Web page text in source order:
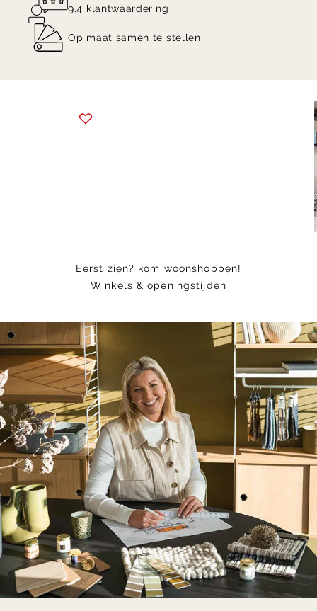
9.4 klantwaardering
Op maat samen te stellen
Eerst zien? kom woonshoppen!
Winkels & openingstijden